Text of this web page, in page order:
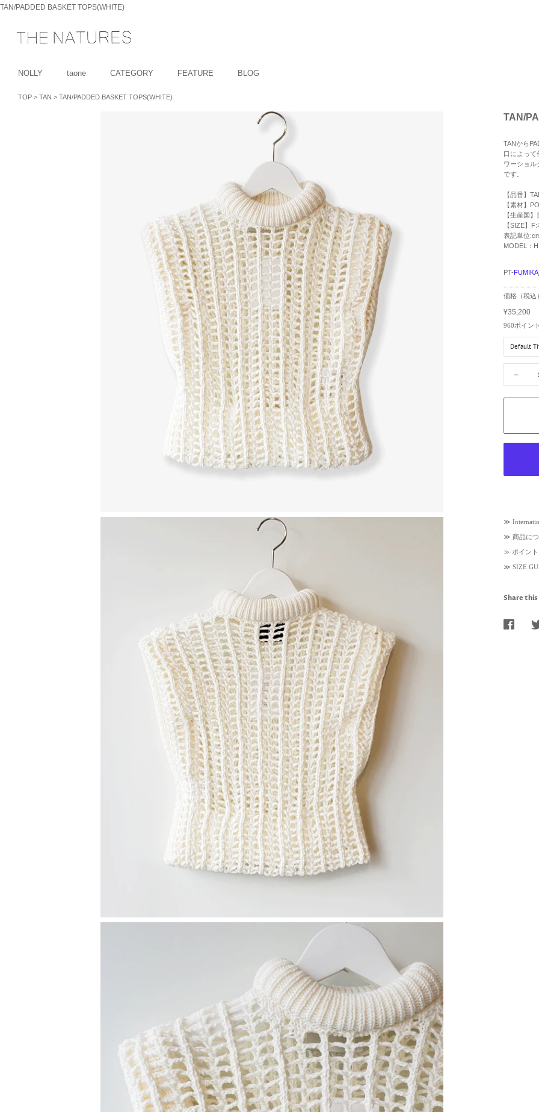
TAN/PADDED BASKET TOPS(WHITE)
NOLLY taone CATEGORY FEATURE BLOG
TOP > TAN > TAN/PADDED BASKET TOPS(WHITE)
TAN/
TANから
口によって
ワーショル
です。
【品番】
【素材】
【生産国】
【SIZE】
表記単位
MODEL：
PT-
R
e
g
u
p
i
価格（税込）
S
a
r
c
¥35,200
960ポイント
－
≫
≫ 商品に
≫ ポイン
≫ SIZE
Share